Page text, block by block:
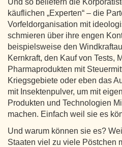
käuflichen „Experten“ – die
Vorfeldorganisation mit
schmieren über ihre engen
beispielsweise den
Kernkraft, den Kauf von Tests,
Pharmaprodukten mit
Kriegsgebiete oder eben das
mit Insektenpulver, um mit
Produkten und Technologien
machen. Einfach weil sie es
Und warum können sie es?
Staaten viel zu viele Pöstchen